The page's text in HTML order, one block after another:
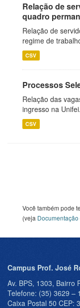
Relação de
quadro
Relação de
regime de
CSV
Processos
Relação das
ingresso na Unifei.
CSV
Você também pode
(veja Documentação
Campus Prof. José
Av. BPS, 1303, Bairro
Telefone: (35) 3629 –
Caixa Postal 50 CEP: